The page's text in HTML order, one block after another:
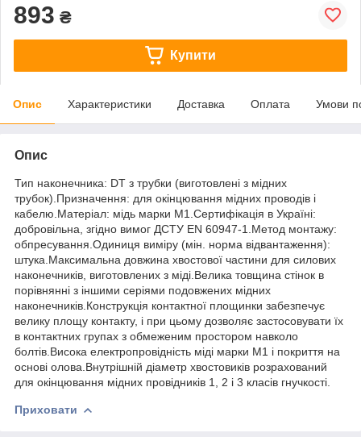
893 ₴
Купити
Опис Характеристики Доставка Оплата Умови
Опис
Тип наконечника: DT з трубки (виготовлені з мідних
трубок).Призначення: для окінцювання мідних проводів і
кабелю.Матеріал: мідь марки М1.Сертифікація в Україні:
добровільна, згідно вимог ДСТУ EN 60947-1.Метод монтажу:
обпресування.Одиниця виміру (мін. норма відвантаження):
штука.Максимальна довжина хвостової частини для силових
наконечників, виготовлених з міді.Велика товщина стінок в
порівнянні з іншими серіями подовжених мідних
наконечників.Конструкція контактної площинки забезпечує
велику площу контакту, і при цьому дозволяє застосовувати їх
в контактних групах з обмеженим простором навколо
болтів.Висока електропровідність міді марки М1 і покриття на
основі олова.Внутрішній діаметр хвостовиків розрахований
для окінцювання мідних провідників 1, 2 і 3 класів гнучкості.
Приховати